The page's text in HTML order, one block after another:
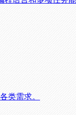
类需求。